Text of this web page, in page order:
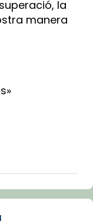
la
manera